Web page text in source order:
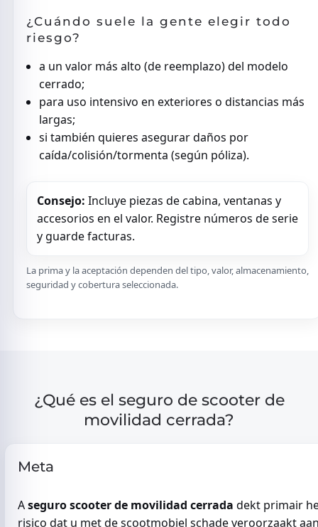
¿Cuándo suele la gente elegir todo
riesgo?
a un valor más alto (de reemplazo) del modelo
cerrado;
para uso intensivo en exteriores o distancias más
largas;
si también quieres asegurar daños por
caída/colisión/tormenta (según póliza).
Consejo: Incluye piezas de cabina, ventanas y
accesorios en el valor. Registre números de serie
y guarde facturas.
La prima y la aceptación dependen del tipo, valor, almacenamiento,
seguridad y cobertura seleccionada.
¿Qué es el seguro de scooter de
movilidad cerrada?
Meta
Aseguro scooter de movilidad cerrada dekt primair
risico dat u met de scootmobiel schade veroorzaakt